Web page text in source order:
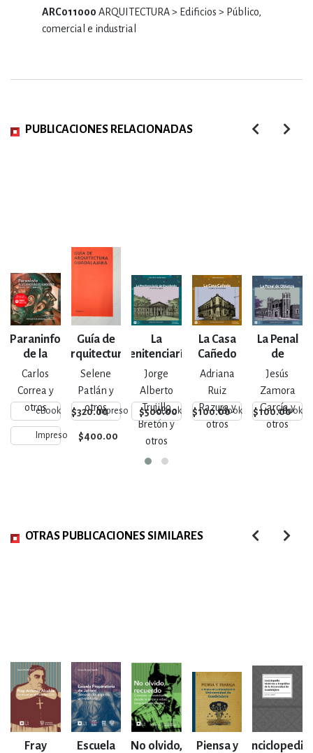
ARC011000 ARQUITECTURA > Edificios > Público,
comercial e industrial
PUBLICACIONES RELACIONADAS
Paraninfo
de la
Universidad
Guadalajara
Carlos
Correa y
otroseBook $320.00
Impreso $400.00
Guía de
Arquitectura
de
Guadalajara
Selene
Patlán y
otrosImpreso $500.00
La
Penitenciaría
de Escobedo
Jorge
Alberto
Trujillo
Bretón y
otros
eBook $100.00
La Casa
Cañedo
Adriana
Ruiz
Razura y
otros
eBook $100.00
La Penal
de
Oblatos
Jesús
Zamora
García y
otros
eBook
OTRAS PUBLICACIONES SIMILARES
Fray
Escuela
No olvido,
Piensa y
Enciclopedia